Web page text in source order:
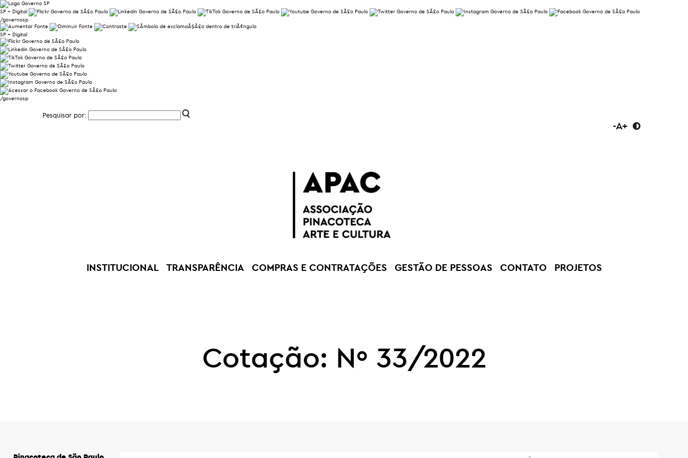
SP + Digital
/governosp
SP + Digital
/governosp
Pesquisar por:
-A+
INSTITUCIONAL TRANSPARÊNCIA COMPRAS E CONTRATAÇÕES GESTÃO DE PESSOAS CONTATO PROJETOS
Cotação: Nº 33/2022